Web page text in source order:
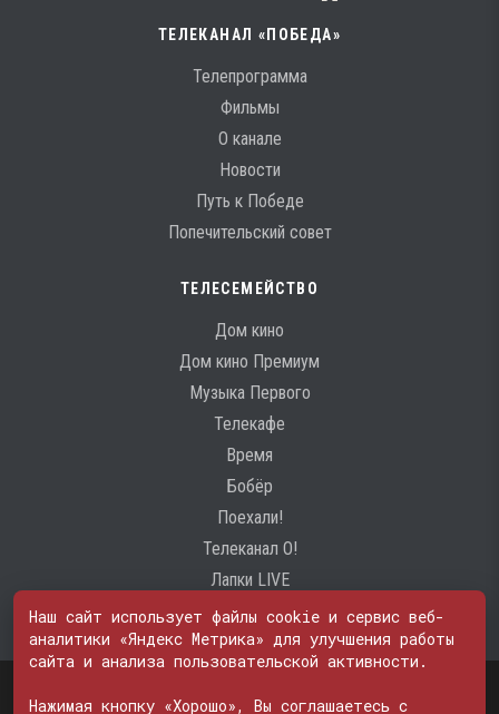
ТЕЛЕКАНАЛ «ПОБЕДА»
Телепрограмма
Фильмы
О канале
Новости
Путь к Победе
Попечительский совет
ТЕЛЕСЕМЕЙСТВО
Дом кино
Дом кино Премиум
Музыка Первого
Телекафе
Время
Бобёр
Поехали!
Телеканал О!
Лапки LIVE
№ ФС 77 - 74600
Наш сайт использует файлы cookie и сервис веб-
аналитики «Яндекс Метрика» для улучшения работы
сайта и анализа пользовательской активности.
Нажимая кнопку «Хорошо», Вы соглашаетесь с